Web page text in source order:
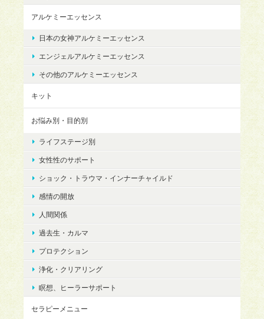
アルケミーエッセンス
日本の女神アルケミーエッセンス
エンジェルアルケミーエッセンス
その他のアルケミーエッセンス
キット
お悩み別・目的別
ライフステージ別
女性性のサポート
ショック・トラウマ・インナーチャイルド
感情の開放
人間関係
過去生・カルマ
プロテクション
浄化・クリアリング
瞑想、ヒーラーサポート
セラピーメニュー